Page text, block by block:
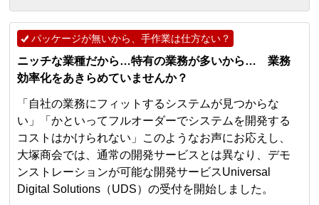
パッケージが無いから、手作業は仕方ない？
ニッチな業種だから…特有の業務が多いから… 業務
効率化をあきらめていませんか？
「自社の業務にフィットするシステムが見つからな
い」「かといってフルオーダーでシステムを開発する
コストはかけられない」このようなお声にお応えし、
大塚商会では、通常の開発サービスとは異なり、デモ
ンストレーションが可能な開発サービスUniversal
Digital Solutions（UDS）の受付を開始しました。